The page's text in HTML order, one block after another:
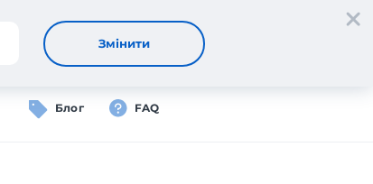
Вхід
Блог FAQ
Змінити